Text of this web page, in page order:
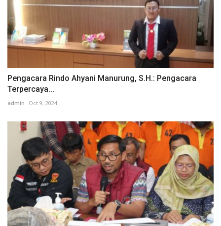
Pengacara Rindo Ahyani Manurung, S.H.: Pengacara
Terpercaya...
admin Oct 9, 2024